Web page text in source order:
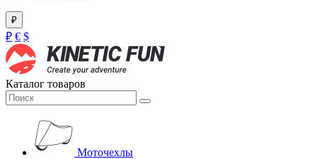
₽
₽ € $
Каталог товаров
Моточехлы